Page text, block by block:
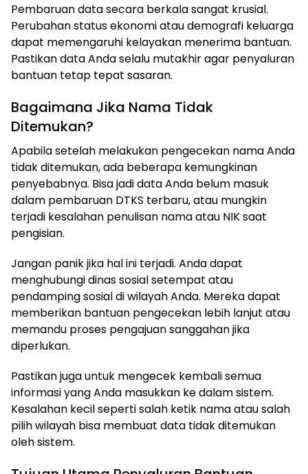
Pembaruan data secara berkala sangat krusial.
Perubahan status ekonomi atau demografi keluarga
dapat memengaruhi kelayakan menerima bantuan.
Pastikan data Anda selalu mutakhir agar penyaluran
bantuan tetap tepat sasaran.
Bagaimana Jika Nama Tidak
Ditemukan?
Apabila setelah melakukan pengecekan nama Anda
tidak ditemukan, ada beberapa kemungkinan
penyebabnya. Bisa jadi data Anda belum masuk
dalam pembaruan DTKS terbaru, atau mungkin
terjadi kesalahan penulisan nama atau NIK saat
pengisian.
Jangan panik jika hal ini terjadi. Anda dapat
menghubungi dinas sosial setempat atau
pendamping sosial di wilayah Anda. Mereka dapat
memberikan bantuan pengecekan lebih lanjut atau
memandu proses pengajuan sanggahan jika
diperlukan.
Pastikan juga untuk mengecek kembali semua
informasi yang Anda masukkan ke dalam sistem.
Kesalahan kecil seperti salah ketik nama atau salah
pilih wilayah bisa membuat data tidak ditemukan
oleh sistem.